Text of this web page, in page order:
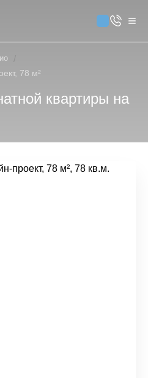
78 м²
квартиры на